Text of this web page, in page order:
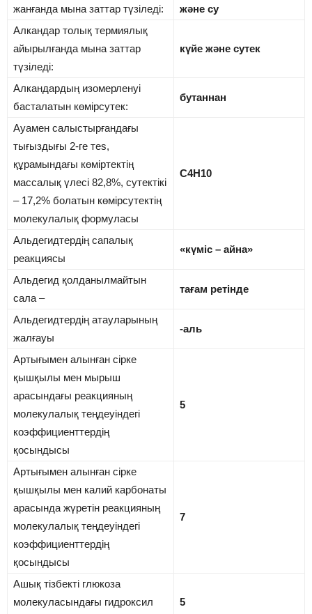
жанғанда мына заттар түзіледі:
және су
Алкандар толық термиялық
айырылғанда мына заттар
түзіледі:
күйе және сутек
Алкандардың изомерленуі
басталатын көмірсутек:
бутаннан
Ауамен салыстырғандағы
тығыздығы 2-ге теѕ,
құрамындағы көміртектің
массалық үлесі 82,8%, сутектікі
– 17,2% болатын көмірсутектің
молекулалық формуласы
С4Н10
Альдегидтердің сапалық
реакциясы
«күміс – айна»
Альдегид қолданылмайтын
сала –
тағам ретінде
Альдегидтердің атауларының
жалғауы
-аль
Артығымен алынған сірке
қышқылы мен мырыш
арасындағы реакцияның
молекулалық теңдеуіндегі
коэффициенттердің
қосындысы
5
Артығымен алынған сірке
қышқылы мен калий карбонаты
арасында жүретін реакцияның
молекулалық теңдеуіндегі
коэффициенттердің
қосындысы
7
Ашық тізбекті глюкоза
молекуласындағы гидроксил
5